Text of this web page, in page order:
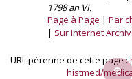
1798 an VI.
Page à Page
Par
Sur Internet
URL pérenne de cette page :
histmed/